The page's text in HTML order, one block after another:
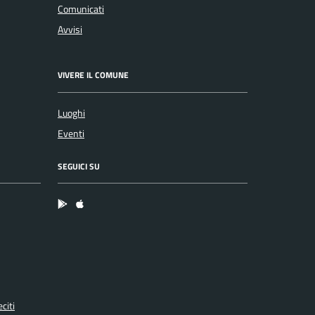
Comunicati
Avvisi
VIVERE IL COMUNE
Luoghi
Eventi
SEGUICI SU
App Android
App IOS